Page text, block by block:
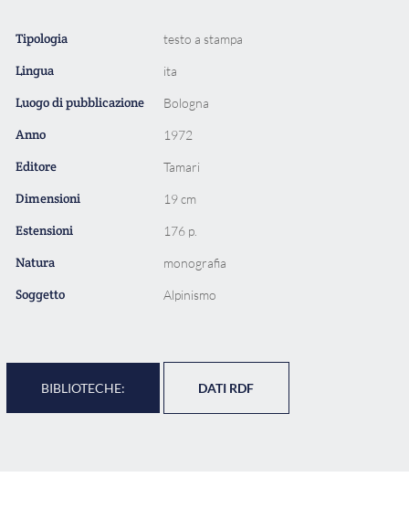
Tipologia testo a stampa
Lingua ita
Luogo di pubblicazione Bologna
Anno 1972
Editore Tamari
Dimensioni 19 cm
Estensioni 176 p.
Natura monografia
Soggetto Alpinismo
BIBLIOTECHE: DATI RDF